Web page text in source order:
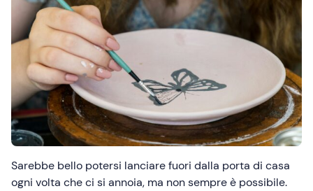
Sarebbe bello potersi lanciare fuori dalla porta di casa
ogni volta che ci si annoia, ma non sempre è possibile.